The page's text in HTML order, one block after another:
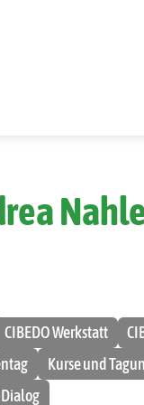
CIBEDO Werkstatt
Kurse und